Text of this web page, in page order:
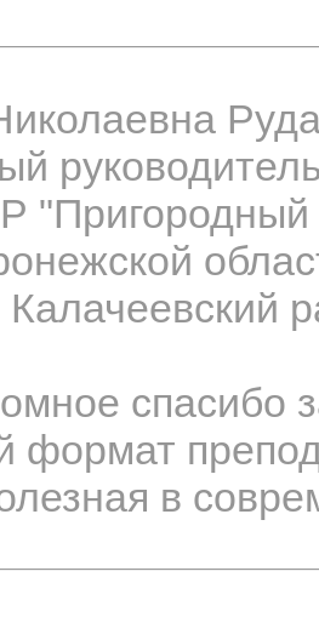
спасибо
формат
в